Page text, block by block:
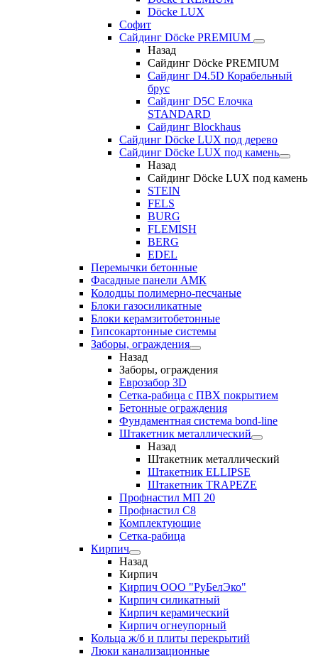
Döcke LUX
Софит
Сайдинг Döcke PREMIUM
Назад
Сайдинг Döcke PREMIUM
Сайдинг D4.5D Корабельный
брус
Сайдинг D5С Елочка
STANDARD
Сайдинг Blockhaus
Сайдинг Döcke LUX под дерево
Сайдинг Döcke LUX под камень
Назад
Сайдинг Döcke LUX под камень
STEIN
FELS
BURG
FLEMISH
BERG
EDEL
Перемычки бетонные
Фасадные панели АМК
Колодцы полимерно-песчаные
Блоки газосиликатные
Блоки керамзитобетонные
Гипсокартонные системы
Заборы, ограждения
Назад
Заборы, ограждения
Еврозабор 3D
Сетка-рабица с ПВХ покрытием
Бетонные ограждения
Фундаментная система bond-line
Штакетник металлический
Назад
Штакетник металлический
Штакетник ELLIPSE
Штакетник TRAPEZE
Профнастил МП 20
Профнастил С8
Комплектующие
Сетка-рабица
Кирпич
Назад
Кирпич
Кирпич ООО "РуБелЭко"
Кирпич силикатный
Кирпич керамический
Кирпич огнеупорный
Кольца ж/б и плиты перекрытий
Люки канализационные